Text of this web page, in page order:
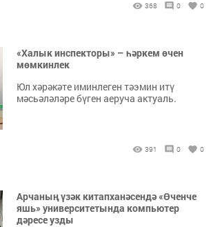
368 0 0
«Халык инспекторы» – һәркем өчен
мөмкинлек
Юл хәрәкәте иминлеген тәэмин итү
мәсьәләләре бүген аеруча актуаль.
391 0 0
Арчаның үзәк китапханәсендә «Өченче
яшь» университетында компьютер
дәресе узды